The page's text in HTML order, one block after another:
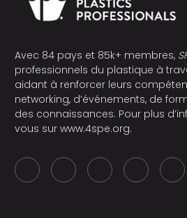
Avec 84 pays et 85k+ membres,
professionnels du plastique à
aidant à renforcer leurs
networking, d’événements, de
des connaissances. Pour plus
vous sur www.4spe.org.